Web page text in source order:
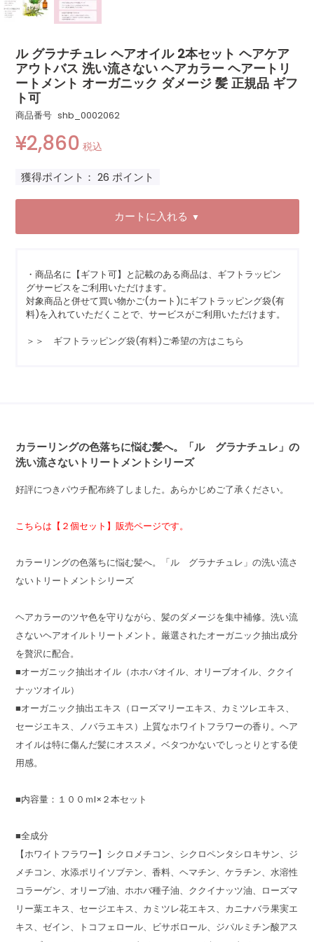
ル グラナチュレ ヘアオイル 2本セット ヘアケア
アウトバス 洗い流さない ヘアカラー ヘアートリ
ートメント オーガニック ダメージ 髪 正規品 ギフ
ト可
商品番号 shb_0002062
¥2,860 税込
獲得ポイント： 26 ポイント
カートに入れる ▼
・商品名に【ギフト可】と記載のある商品は、ギフトラッピン
グサービスをご利用いただけます。
対象商品と併せて買い物かご(カート)にギフトラッピング袋(有
料)を入れていただくことで、サービスがご利用いただけます。
＞＞ ギフトラッピング袋(有料)ご希望の方はこちら
カラーリングの色落ちに悩む髪へ。「ル グラナチュレ」の
洗い流さないトリートメントシリーズ
好評につきパウチ配布終了しました。あらかじめご了承ください。
こちらは【２個セット】販売ページです。
カラーリングの色落ちに悩む髪へ。「ル グラナチュレ」の洗い流さ
ないトリートメントシリーズ
ヘアカラーのツヤ色を守りながら、髪のダメージを集中補修。洗い流
さないヘアオイルトリートメント。厳選されたオーガニック抽出成分
を贅沢に配合。
■オーガニック抽出オイル（ホホバオイル、オリーブオイル、ククイ
ナッツオイル）
■オーガニック抽出エキス（ローズマリーエキス、カミツレエキス、
セージエキス、ノバラエキス）上質なホワイトフラワーの香り。ヘア
オイルは特に傷んだ髪にオススメ。ベタつかないでしっとりとする使
用感。
■内容量：１００ｍl×２本セット
■全成分
【ホワイトフラワー】シクロメチコン、シクロペンタシロキサン、ジ
メチコン、水添ポリイソブテン、香料、ヘマチン、ケラチン、水溶性
コラーゲン、オリーブ油、ホホバ種子油、ククイナッツ油、ローズマ
リー葉エキス、セージエキス、カミツレ花エキス、カニナバラ果実エ
キス、ゼイン、トコフェロール、ビサボロール、ジパルミチン酸アス